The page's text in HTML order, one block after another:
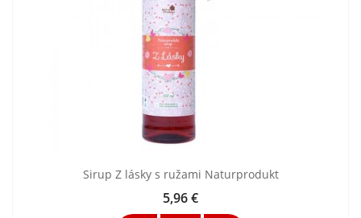
Sirup Z lásky s ružami Naturprodukt
Cena
5,96 €